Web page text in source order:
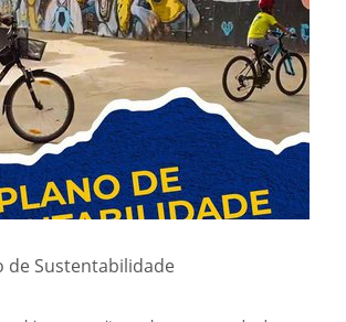
de Sustentabilidade